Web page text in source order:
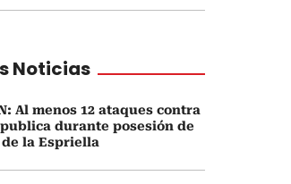
Noticias
Al menos 12 ataques contra
durante posesión de
la Espriella